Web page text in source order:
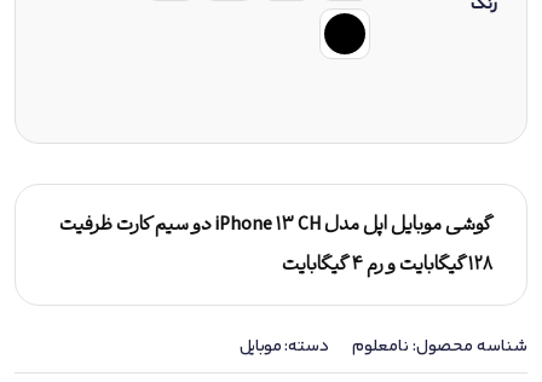
گوشی موبایل اپل مدل iPhone 13 CH دو سیم‌ کارت ظرفیت
128 گیگابایت و رم 4 گیگابایت
شناسه محصول:نامعلوم دسته:موبایل